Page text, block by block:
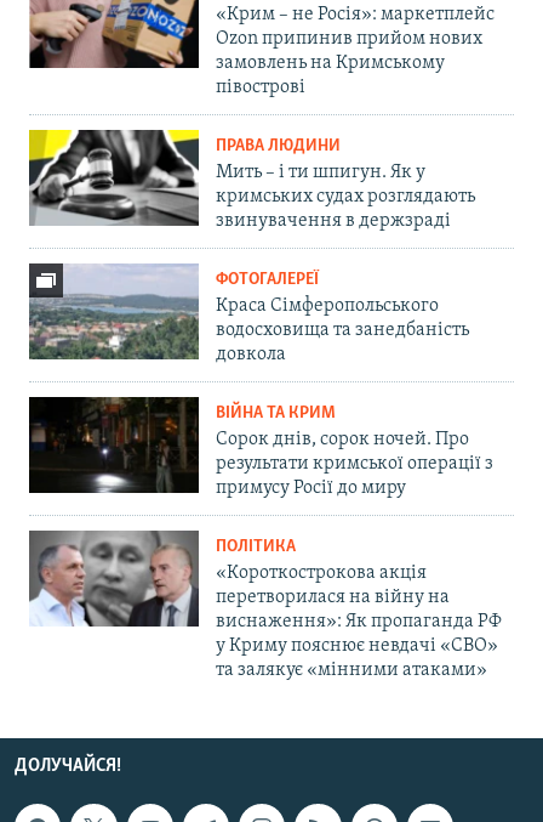
«Крим – не Росія»: маркетплейс
Ozon припинив прийом нових
замовлень на Кримському
півострові
ПРАВА ЛЮДИНИ
Мить – і ти шпигун. Як у
кримських судах розглядають
звинувачення в держзраді
ФОТОГАЛЕРЕЇ
Краса Сімферопольського
водосховища та занедбаність
довкола
ВІЙНА ТА КРИМ
Сорок днів, сорок ночей. Про
результати кримської операції з
примусу Росії до миру
ПОЛІТИКА
«Короткострокова акція
перетворилася на війну на
виснаження»: Як пропаганда РФ
у Криму пояснює невдачі «СВО»
та залякує «мінними атаками»
ДОЛУЧАЙСЯ!